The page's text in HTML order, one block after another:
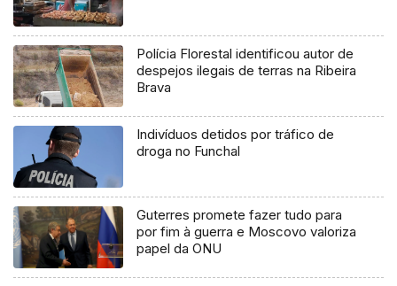
Polícia Florestal identificou autor de
despejos ilegais de terras na Ribeira
Brava
Indivíduos detidos por tráfico de
droga no Funchal
Guterres promete fazer tudo para
por fim à guerra e Moscovo valoriza
papel da ONU